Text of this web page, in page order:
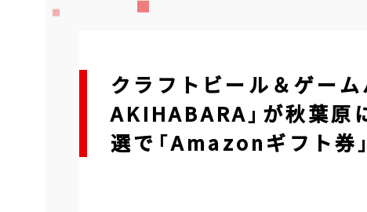
クラフトビール＆ゲー
AKIHABARA」が秋葉原
選で「Amazonギフト券